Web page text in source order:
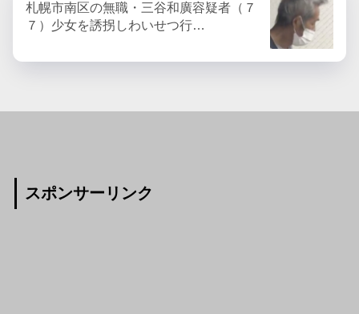
札幌市南区の無職・三谷和廣容疑者（７
７）少女を誘拐しわいせつ行…
スポンサーリンク